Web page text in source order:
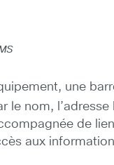
une
nom,
de
aux